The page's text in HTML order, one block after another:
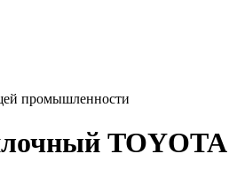
промышленности
TOYOTA